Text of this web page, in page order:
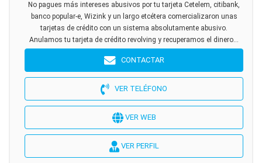
No pagues más intereses abusivos por tu tarjeta Cetelem, citibank,
banco popular-e, Wizink y un largo etcétera comercializaron unas
tarjetas de crédito con un sistema absolutamente abusivo.
Anulamos tu tarjeta de crédito revolving y recuperamos el dinero...
CONTACTAR
VER TELÉFONO
VER WEB
VER PERFIL